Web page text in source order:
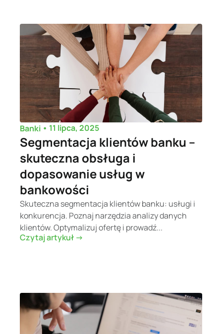
Banki • 11 lipca, 2025
Segmentacja klientów banku –
skuteczna obsługa i
dopasowanie usług w
bankowości
Skuteczna segmentacja klientów banku: usługi i
konkurencja. Poznaj narzędzia analizy danych
klientów. Optymalizuj ofertę i prowadź...
Czytaj artykuł ->